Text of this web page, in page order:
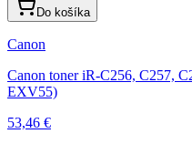
Do košíka
Canon
Canon toner iR-C256, C257,
EXV55)
53,46 €